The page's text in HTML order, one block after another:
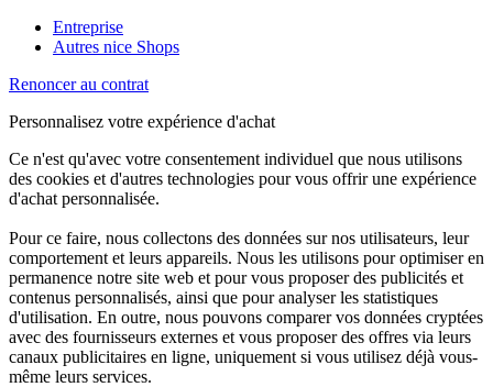
Entreprise
Autres nice Shops
Renoncer au contrat
Personnalisez votre expérience d'achat
Ce n'est qu'avec votre consentement individuel que nous utilisons
des cookies et d'autres technologies pour vous offrir une expérience
d'achat personnalisée.
Pour ce faire, nous collectons des données sur nos utilisateurs, leur
comportement et leurs appareils. Nous les utilisons pour optimiser en
permanence notre site web et pour vous proposer des publicités et
contenus personnalisés, ainsi que pour analyser les statistiques
d'utilisation. En outre, nous pouvons comparer vos données cryptées
avec des fournisseurs externes et vous proposer des offres via leurs
canaux publicitaires en ligne, uniquement si vous utilisez déjà vous-
même leurs services.